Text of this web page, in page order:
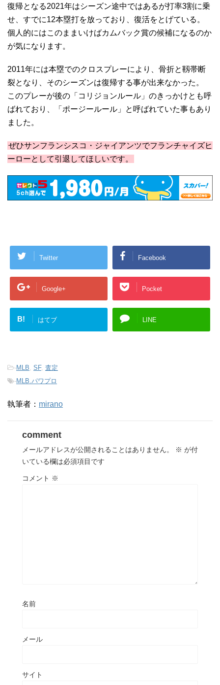
復帰となる2021年はシーズン途中ではあるが打率3割に乗
せ、すでに12本塁打を放っており、復活をとげている。
個人的にはこのままいけばカムバック賞の候補になるのか
が気になります。
2011年には本塁でのクロスプレーにより、骨折と靱帯断
裂となり、そのシーズンは復帰する事が出来なかった。
このプレーが後の「コリジョンルール」のきっかけとも呼
ばれており、「ポージールール」と呼ばれていた事もあり
ました。
ぜひサンフランシスコ・ジャイアンツでフランチャイズヒ
ーローとして引退してほしいです。
Twitter Facebook
Google+ Pocket
B! はてブ LINE
-MLB, SF, 査定
-MLB.パワプロ
執筆者： mirano
comment
メールアドレスが公開されることはありません。 ※ が付
いている欄は必須項目です
コメント ※
名前
メール
サイト